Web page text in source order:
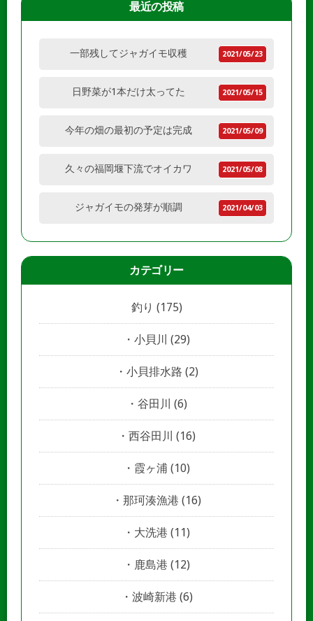
最近の投稿
一部残してジャガイモ収穫 2021/05/23
日野菜が1本だけ太ってた 2021/05/15
今年の畑の最初の予定は完成 2021/05/09
久々の福岡堰下流でオイカワ 2021/05/08
ジャガイモの発芽が順調 2021/04/03
カテゴリー
釣り (175)
小貝川 (29)
小貝排水路 (2)
谷田川 (6)
西谷田川 (16)
霞ヶ浦 (10)
那珂湊漁港 (16)
大洗港 (11)
鹿島港 (12)
波崎新港 (6)